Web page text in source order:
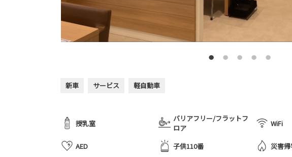
新車 サービス 軽自動車
授乳室
バリアフリー/フラットフ
ロア
WiFi
AED 子供110番 災害